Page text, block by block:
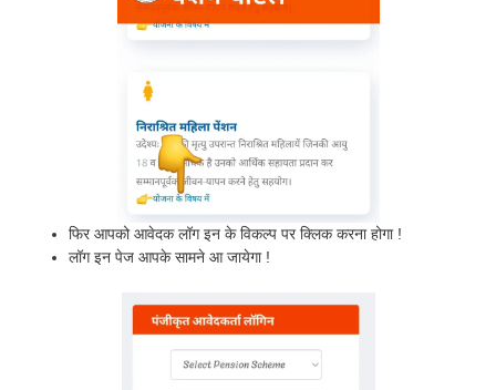
फिर आपको आवेदक लॉग इन के विकल्प पर क्लिक करना होगा !
लॉग इन पेज आपके सामने आ जायेगा !